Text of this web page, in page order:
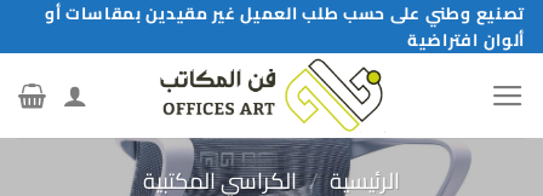
تخطي
للمحتوى
تصنيع وطني على حسب طلب العميل غير مقيدين بمقاسات أو
ألوان افتراضية
الرئيسية / الكراسي المكتبية